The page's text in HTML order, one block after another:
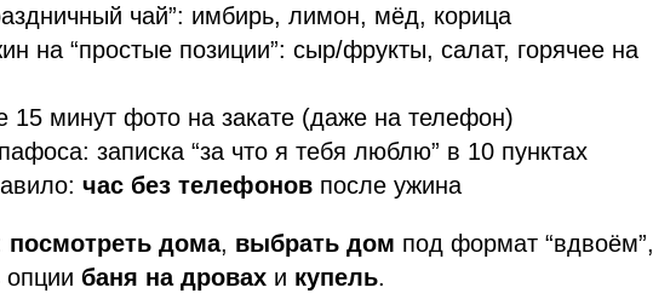
чай”: имбирь, лимон, мёд, корица
на “простые позиции”: сыр/фрукты, салат, горячее на
15 минут фото на закате (даже на телефон)
записка “за что я тебя люблю” в 10 пунктах
час без телефонов после ужина
посмотреть дома, выбрать дом под формат “вдвоём”,
опции баня на дровах и купель.